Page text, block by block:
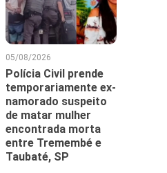
05/08/2026
Polícia Civil prende
temporariamente ex-
namorado suspeito
de matar mulher
encontrada morta
entre Tremembé e
Taubaté, SP